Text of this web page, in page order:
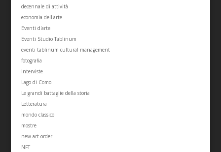
decennale di attività
economia dell'arte
Eventi d'arte
Eventi Studio Tablinum
eventi tablinum cultural management
fotografia
Interviste
Lago di Como
Le grandi battaglie della storia
Letteratura
mondo classico
mostre
new art order
NFT